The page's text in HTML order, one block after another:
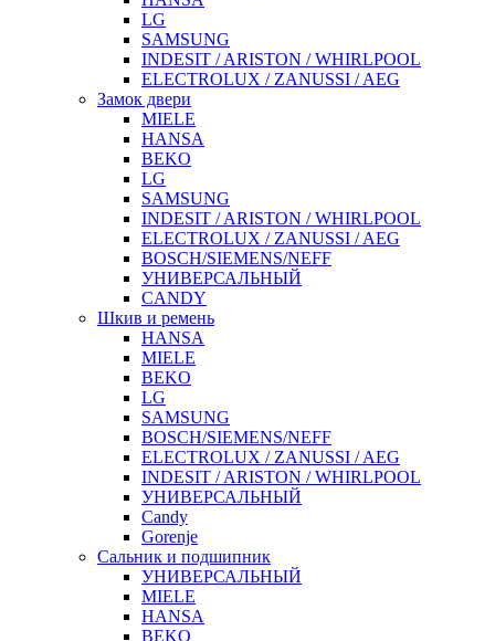
LG
SAMSUNG
INDESIT / ARISTON / WHIRLPOOL
ELECTROLUX / ZANUSSI / AEG
Замок двери
MIELE
HANSA
BEKO
LG
SAMSUNG
INDESIT / ARISTON / WHIRLPOOL
ELECTROLUX / ZANUSSI / AEG
BOSCH/SIEMENS/NEFF
УНИВЕРСАЛЬНЫЙ
CANDY
Шкив и ремень
HANSA
MIELE
BEKO
LG
SAMSUNG
BOSCH/SIEMENS/NEFF
ELECTROLUX / ZANUSSI / AEG
INDESIT / ARISTON / WHIRLPOOL
УНИВЕРСАЛЬНЫЙ
Candy
Gorenje
Сальник и подшипник
УНИВЕРСАЛЬНЫЙ
MIELE
HANSA
BEKO